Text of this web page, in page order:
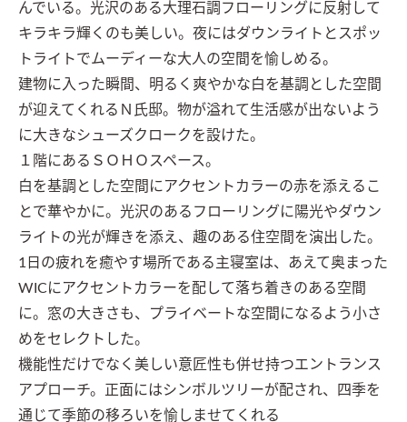
んでいる。光沢のある大理石調フローリングに反射して
キラキラ輝くのも美しい。夜にはダウンライトとスポッ
トライトでムーディーな大人の空間を愉しめる。
建物に入った瞬間、明るく爽やかな白を基調とした空間
が迎えてくれるＮ氏邸。物が溢れて生活感が出ないよう
に大きなシューズクロークを設けた。
１階にあるＳＯＨＯスペース。
白を基調とした空間にアクセントカラーの赤を添えるこ
とで華やかに。光沢のあるフローリングに陽光やダウン
ライトの光が輝きを添え、趣のある住空間を演出した。
1日の疲れを癒やす場所である主寝室は、あえて奥まった
WICにアクセントカラーを配して落ち着きのある空間
に。窓の大きさも、プライベートな空間になるよう小さ
めをセレクトした。
機能性だけでなく美しい意匠性も併せ持つエントランス
アプローチ。正面にはシンボルツリーが配され、四季を
通じて季節の移ろいを愉しませてくれる